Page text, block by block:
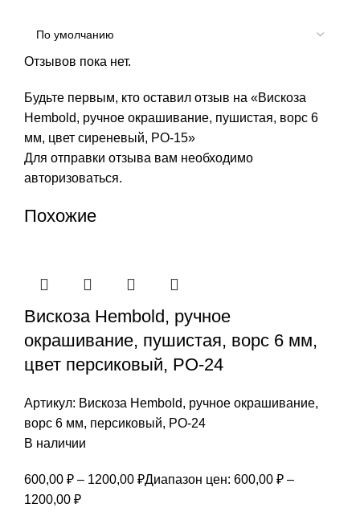
Отзывов пока нет.
Будьте первым, кто оставил отзыв на «Вискоза
Hembold, ручное окрашивание, пушистая, ворс 6
мм, цвет сиреневый, РО-15»
Для отправки отзыва вам необходимо
авторизоваться.
Похожие
Вискоза Hembold, ручное
окрашивание, пушистая, ворс 6 мм,
цвет персиковый, РО-24
Артикул: Вискоза Hembold, ручное окрашивание,
ворс 6 мм, персиковый, РО-24
В наличии
600,00 ₽ – 1200,00 ₽Диапазон цен: 600,00 ₽ –
1200,00 ₽